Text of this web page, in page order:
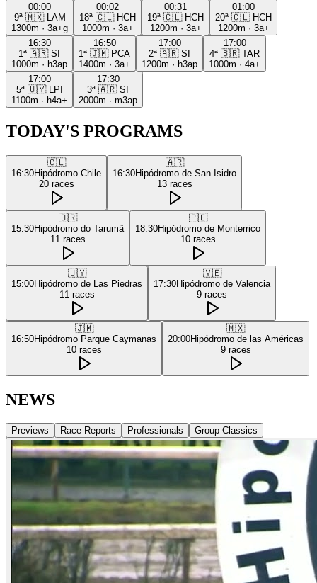
00:00
9ª 🇲🇽
LAM
1300m · 3a+g
00:02
18ª 🇨🇱 HCH
1000m · 3a+
00:31
19ª 🇨🇱 HCH
1200m · 3a+
01:00
20ª 🇨🇱 HCH
1200m · 3a+
16:30
1ª 🇦🇷 SI
1000m · h3ap
16:50
1ª 🇯🇲 PCA
1400m · 3a+
17:00
2ª 🇦🇷 SI
1200m · h3ap
17:00
4ª 🇧🇷 TAR
1000m · 4a+
17:00
5ª 🇺🇾
LPI
1100m · h4a+
17:30
3ª 🇦🇷 SI
2000m · m3ap
TODAY'S PROGRAMS
🇨🇱
16:30Hipódromo Chile
20 races
🇦🇷
16:30Hipódromo de San Isidro
13 races
🇧🇷
15:30Hipódromo do Tarumã
11 races
🇵🇪
18:30Hipódromo de Monterrico
10 races
🇺🇾
15:00Hipódromo de Las Piedras
11 races
🇻🇪
17:30Hipódromo de Valencia
9 races
🇯🇲
16:50Hipódromo Parque Caymanas
10 races
🇲🇽
20:00Hipódromo de las Américas
9 races
NEWS
Previews Race Reports Professionals Group Classics